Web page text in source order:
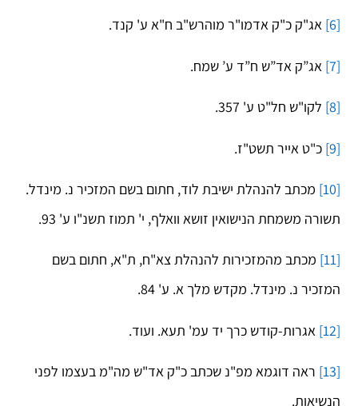
[6] אג"ק כ"ק אדמו"ר מוהרש"ב ח"א ע' קנד.
[7] אג”ק אד”ש ח”ד ע’ שמח.
[8] לקו"ש חל"ט ע' 357.
[9] כ"ט אייר תשט"ז.
[10]
מכתב להנהלת ישיבת לוד, חתום בשם המזכיר נ. מינדל.
תשורה משמחת הנישואין זושא וואלף, י' תמוז תשנ"ו ע' 93.
[11]
מכתב מהמזכירות להנהלת צא"ח, ת"א, חתום בשם
המזכיר נ. מינדל. מקדש מלך א. ע' 84.
[12] אגרות-קודש כרך יד עמ' תעא. ועוד.
[13]
ראה דוגמא מפ"נ שכתב כ"ק אד"ש מה"מ בעצמו לפני
הנשיאות.